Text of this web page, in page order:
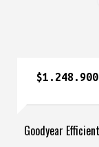
Goodyear
$1.248.900